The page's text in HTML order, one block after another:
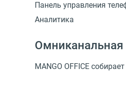
Панель управления
Аналитика
MANGO OFFICE